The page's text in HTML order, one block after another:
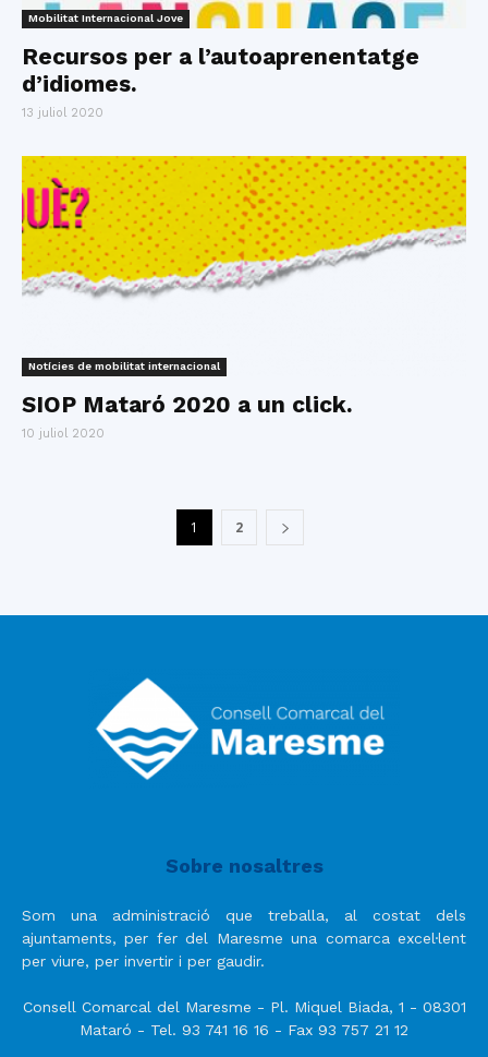
Mobilitat Internacional Jove
Recursos per a l’autoaprenentatge
d’idiomes.
13 juliol 2020
Notícies de mobilitat internacional
SIOP Mataró 2020 a un click.
10 juliol 2020
1 2
Sobre nosaltres
Som una administració que treballa, al costat dels
ajuntaments, per fer del Maresme una comarca excel·lent
per viure, per invertir i per gaudir.
Consell Comarcal del Maresme - Pl. Miquel Biada, 1 - 08301
Mataró - Tel. 93 741 16 16 - Fax 93 757 21 12